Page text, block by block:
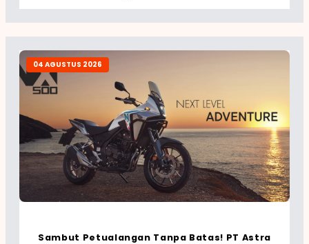
04 AGUSTUS 2026
Sambut Petualangan Tanpa Batas! PT Astra